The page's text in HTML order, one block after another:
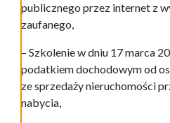
publicznego przez internet z
zaufanego,
– Szkolenie w dniu 17 marca
podatkiem dochodowym od
ze sprzedaży nieruchomości
nabycia,